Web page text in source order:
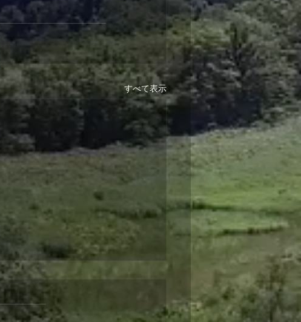
すべて表示